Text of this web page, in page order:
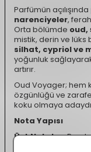
Parfümün açılışında
narenciyeler,
Orta bölümde oud,
mistik, derin ve lüks
silhat, cypriol ve
yoğunluk sağlayarak
artırır.
Oud Voyager; hem
özgünlüğü ve
koku olmaya
Nota Yapısı
Üst Notalar: